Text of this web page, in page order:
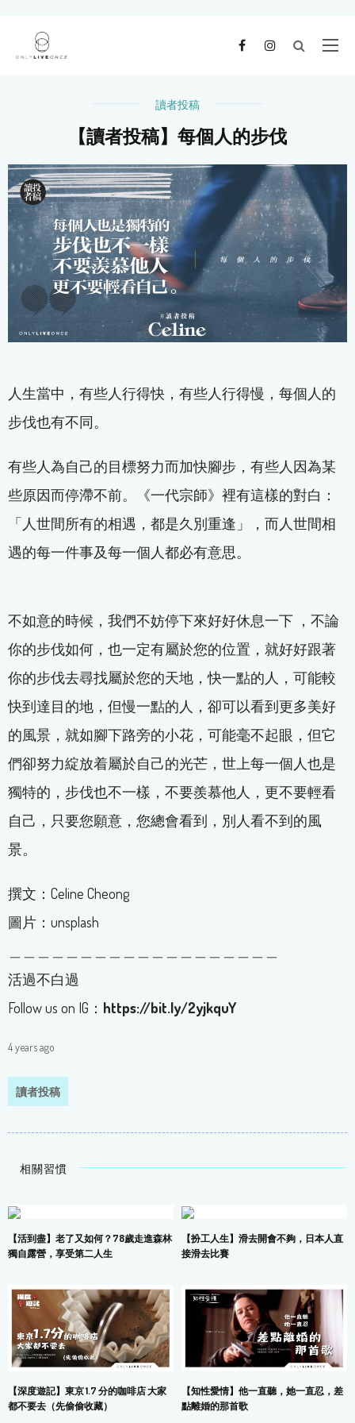
讀者投稿
【讀者投稿】每個人的步伐
人生當中，有些人行得快，有些人行得慢，每個人的
步伐也有不同。
有些人為自己的目標努力而加快腳步，有些人因為某
些原因而停滯不前。《一代宗師》裡有這樣的對白：
「人世間所有的相遇，都是久別重逢」，而人世間相
遇的每一件事及每一個人都必有意思。
不如意的時候，我們不妨停下來好好休息一下 ，不論
你的步伐如何，也一定有屬於您的位置，就好好跟著
你的步伐去尋找屬於您的天地，快一點的人，可能較
快到達目的地，但慢一點的人，卻可以看到更多美好
的風景，就如腳下路旁的小花，可能毫不起眼，但它
們卻努力綻放着屬於自己的光芒，世上每一個人也是
獨特的，步伐也不一樣，不要羨慕他人，更不要輕看
自己，只要您願意，您總會看到，別人看不到的風
景。
撰文：Celine Cheong
圖片：unsplash
活過不白過
Follow us on IG： https://bit.ly/2yjkquY
4 years ago
讀者投稿
相關習慣
【活到盡】老了又如何？78歲走進森林
獨自露營，享受第二人生
【扮工人生】滑去開會不夠，日本人直
接滑去比賽
【深度遊記】東京 1.7 分的咖啡店 大家
都不要去（先偷偷收藏）
【知性愛情】他一直聽，她一直忍，差
點離婚的那首歌